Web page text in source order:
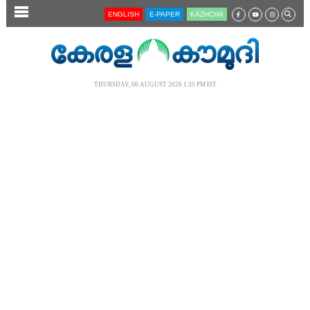
SECTIONS ENGLISH E-PAPER KĀZHCHA
THURSDAY, 06 AUGUST 2026 1.35 PM IST